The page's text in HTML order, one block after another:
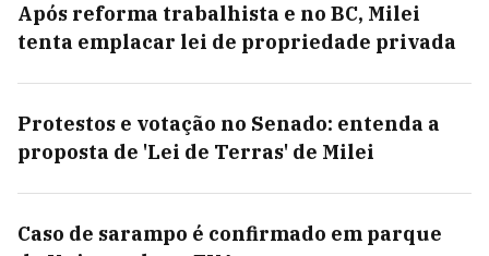
Após reforma trabalhista e no BC, Milei
tenta emplacar lei de propriedade privada
Protestos e votação no Senado: entenda a
proposta de 'Lei de Terras' de Milei
Caso de sarampo é confirmado em parque